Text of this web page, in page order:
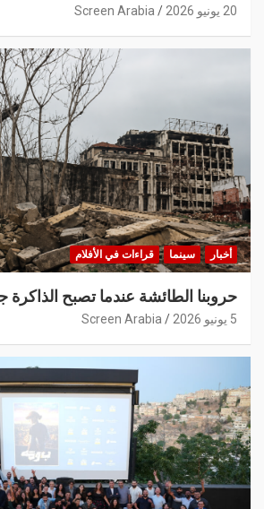
20 يونيو 2026 Screen Arabia
أخبار سينما قراءات في الأفلام
حروبنا الطائشة عندما تصبح الذاكرة
5 يونيو 2026 Screen Arabia